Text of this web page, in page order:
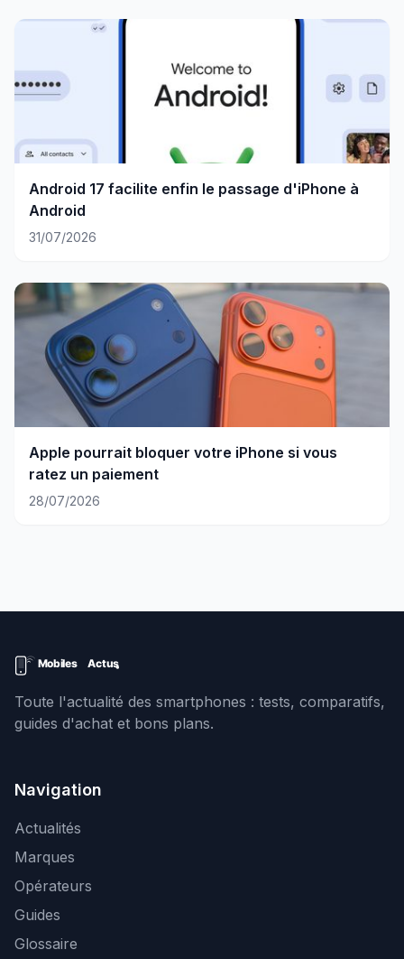
Android 17 facilite enfin le passage d'iPhone à
Android
31/07/2026
Apple pourrait bloquer votre iPhone si vous
ratez un paiement
28/07/2026
Toute l'actualité des smartphones : tests, comparatifs,
guides d'achat et bons plans.
Navigation
Actualités
Marques
Opérateurs
Guides
Glossaire